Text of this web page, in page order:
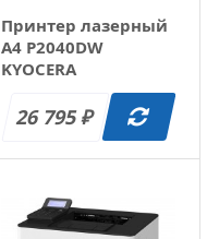
Принтер лазерный
A4 P2040DW
KYOCERA
26 795₽